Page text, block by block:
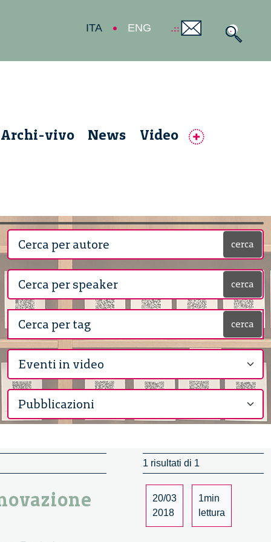
ITA ENG
Archi-vivo News Video
cerca
cerca
cerca
1 risultati di 1
20/03
2018
1min
lettura